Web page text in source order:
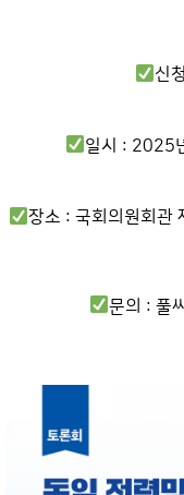
신
일시 : 2025
장소 : 국회의원회관
문의 : 풀